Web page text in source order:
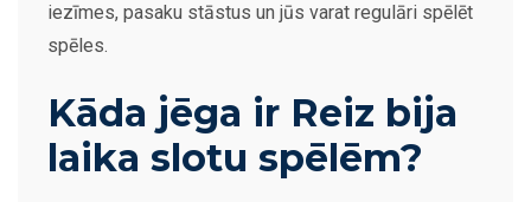
iezīmes, pasaku stāstus un jūs varat regulāri spēlēt
spēles.
Kāda jēga ir Reiz bija
laika slotu spēlēm?